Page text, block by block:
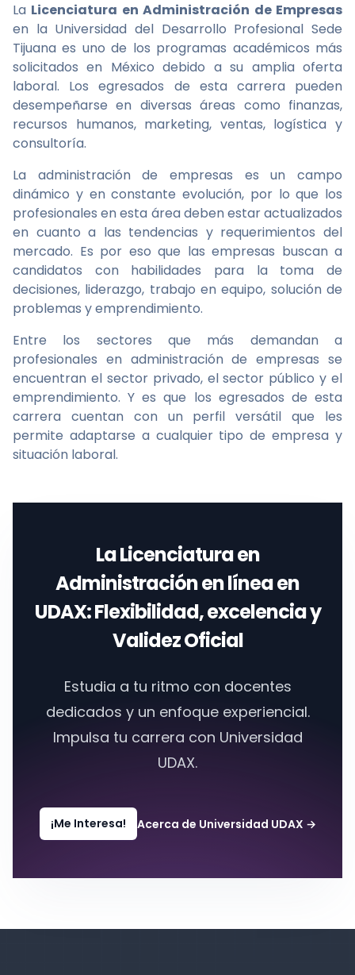
La Licenciatura en Administración de Empresas
en la Universidad del Desarrollo Profesional Sede
Tijuana es uno de los programas académicos más
solicitados en México debido a su amplia oferta
laboral. Los egresados de esta carrera pueden
desempeñarse en diversas áreas como finanzas,
recursos humanos, marketing, ventas, logística y
consultoría.
La administración de empresas es un campo
dinámico y en constante evolución, por lo que los
profesionales en esta área deben estar actualizados
en cuanto a las tendencias y requerimientos del
mercado. Es por eso que las empresas buscan a
candidatos con habilidades para la toma de
decisiones, liderazgo, trabajo en equipo, solución de
problemas y emprendimiento.
Entre los sectores que más demandan a
profesionales en administración de empresas se
encuentran el sector privado, el sector público y el
emprendimiento. Y es que los egresados de esta
carrera cuentan con un perfil versátil que les
permite adaptarse a cualquier tipo de empresa y
situación laboral.
LaLicenciatura en
Administración en líneaen
UDAX: Flexibilidad, excelencia y
Validez Oficial
Estudia a tu ritmo con docentes
dedicados y un enfoque experiencial.
Impulsa tu carrera con Universidad
UDAX.
¡Me Interesa! Acerca de Universidad UDAX →